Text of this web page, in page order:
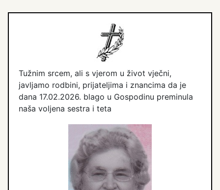
Tužnim srcem, ali s vjerom u život vječni,
javljamo rodbini, prijateljima i znancima da je
dana 17.02.2026. blago u Gospodinu preminula
naša voljena sestra i teta